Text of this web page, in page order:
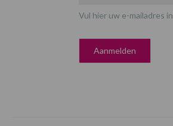
Vul hier uw e-mailadres in